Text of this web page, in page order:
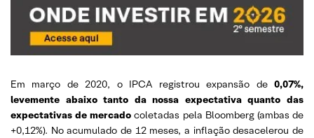
Em março de 2020, o IPCA registrou expansão de0,07%,
levemente abaixo tanto da nossa expectativa quanto das
expectativas de mercado coletadas pela Bloomberg (ambas de
+0,12%). No acumulado de 12 meses, a inflação desacelerou de